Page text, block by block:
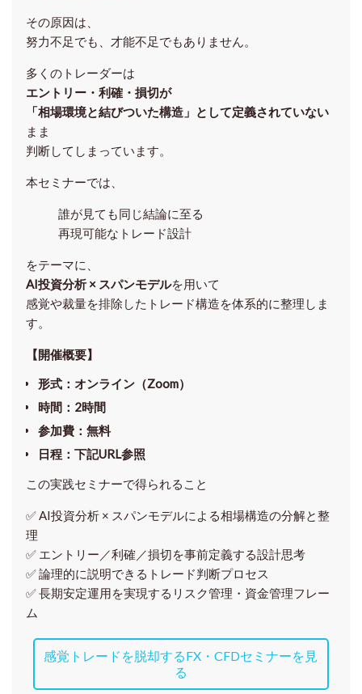
その原因は、
努力不足でも、才能不足でもありません。
多くのトレーダーは
エントリー・利確・損切が
「相場環境と結びついた構造」として定義されていない
まま
判断してしまっています。
本セミナーでは、
誰が見ても同じ結論に至る
再現可能なトレード設計
をテーマに、
AI投資分析 × スパンモデルを用いて
感覚や裁量を排除したトレード構造を体系的に整理しま
す。
【開催概要】
形式：オンライン（Zoom）
時間：2時間
参加費：無料
日程：下記URL参照
この実践セミナーで得られること
✅ AI投資分析 × スパンモデルによる相場構造の分解と整
理
✅ エントリー／利確／損切を事前定義する設計思考
✅ 論理的に説明できるトレード判断プロセス
✅ 長期安定運用を実現するリスク管理・資金管理フレー
ム
感覚トレードを脱却するFX・CFDセミナーを見
る